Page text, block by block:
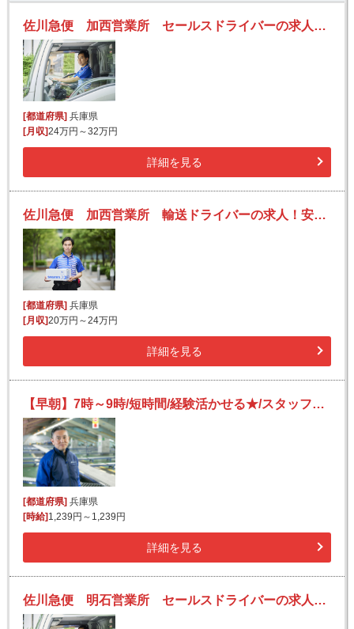
佐川急便 加西営業所 セールスドライバーの求人！安定収入と働きがい！大手の佐川急便で長期的に活躍できるチャンス♪
[都道府県]兵庫県
[月収]24万円～32万円
詳細を見る
佐川急便 加西営業所 輸送ドライバーの求人！安定収入と働きがい！大手の佐川急便で長期的に活躍できるチャンス♪
[都道府県]兵庫県
[月収]20万円～24万円
詳細を見る
【早朝】7時～9時/短時間/経験活かせる★/スタッフの送迎業務/日払い可(規定有)
[都道府県] 兵庫県
[時給] 1,239円～1,239円
詳細を見る
佐川急便 明石営業所 セールスドライバーの求人！安定収入と働きがい！大手の佐川急便で長期的に活躍できるチャンス♪